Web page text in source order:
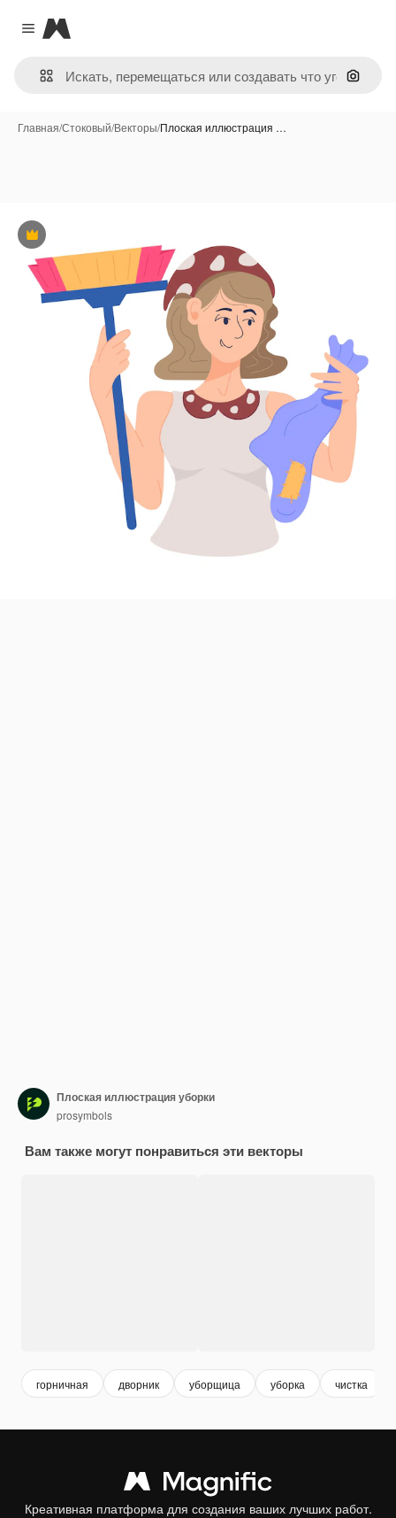
Close menu
Magnific
Поиск
Главная/Стоковый/Векторы/Плоская иллюстрация …
Премиум
Плоская иллюстрация уборки
prosymbols
Вам также могут понравиться эти векторы
горничная дворник уборщица уборка чистка
Креативная платформа для создания ваших лучших работ.